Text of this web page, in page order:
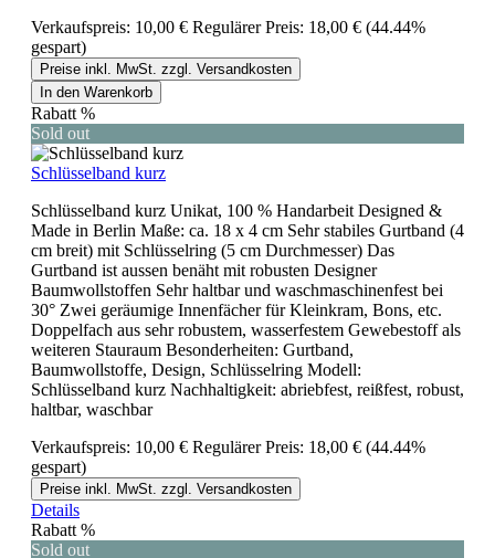
Verkaufspreis: 10,00 € Regulärer Preis: 18,00 € (44.44%
gespart)
Preise inkl. MwSt. zzgl. Versandkosten
In den Warenkorb
Rabatt %
Sold out
Schlüsselband kurz
Schlüsselband kurz Unikat, 100 % Handarbeit Designed &
Made in Berlin Maße: ca. 18 x 4 cm Sehr stabiles Gurtband (4
cm breit) mit Schlüsselring (5 cm Durchmesser) Das
Gurtband ist aussen benäht mit robusten Designer
Baumwollstoffen Sehr haltbar und waschmaschinenfest bei
30° Zwei geräumige Innenfächer für Kleinkram, Bons, etc.
Doppelfach aus sehr robustem, wasserfestem Gewebestoff als
weiteren Stauraum Besonderheiten: Gurtband,
Baumwollstoffe, Design, Schlüsselring Modell:
Schlüsselband kurz Nachhaltigkeit: abriebfest, reißfest, robust,
haltbar, waschbar
Verkaufspreis: 10,00 € Regulärer Preis: 18,00 € (44.44%
gespart)
Preise inkl. MwSt. zzgl. Versandkosten
Details
Rabatt %
Sold out